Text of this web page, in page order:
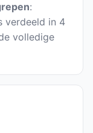
:
verdeeld in 4
volledige